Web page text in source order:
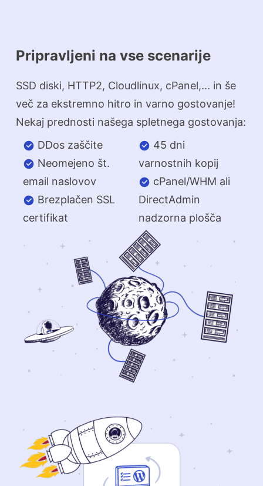
Pripravljeni na vse scenarije
SSD diski, HTTP2, Cloudlinux, cPanel,... in še
več za ekstremno hitro in varno gostovanje!
Nekaj prednosti našega spletnega gostovanja:
DDos zaščite
Neomejeno št.
email naslovov
Brezplačen SSL
certifikat
45 dni
varnostnih kopij
cPanel/WHM ali
DirectAdmin
nadzorna plošča